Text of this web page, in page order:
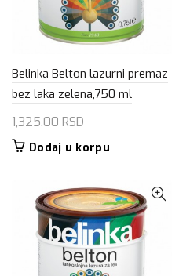
Belinka Belton lazurni premaz
bez laka zelena,750 ml
1,325.00 RSD
Dodaj u korpu